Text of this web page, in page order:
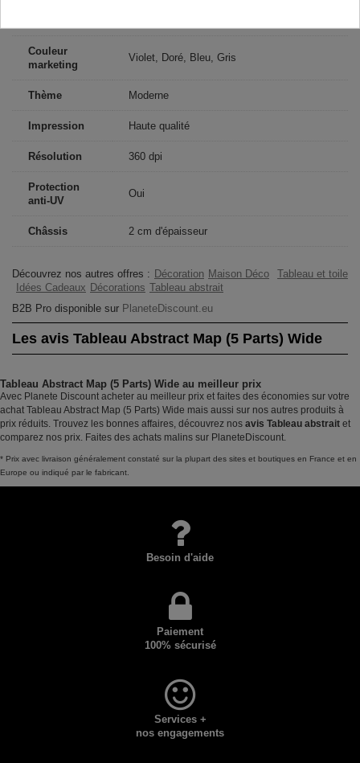
Couleur
marketing
Violet, Doré, Bleu, Gris
Thème Moderne
Impression Haute qualité
Résolution 360 dpi
Protection
anti-UV
Oui
Châssis 2 cm d'épaisseur
Découvrez nos autres offres : Décoration Maison Déco
Tableau et toile
Idées Cadeaux Décorations Tableau abstrait
B2B Pro disponible sur PlaneteDiscount.eu
Les avis Tableau Abstract Map (5 Parts) Wide
Tableau Abstract Map (5 Parts) Wide au meilleur prix
Avec Planete Discount acheter au meilleur prix et faites des économies sur votre
achat Tableau Abstract Map (5 Parts) Wide mais aussi sur nos autres produits à
prix réduits. Trouvez les bonnes affaires, découvrez nos avis Tableau abstrait et
comparez nos prix. Faites des achats malins sur PlaneteDiscount.
* Prix avec livraison généralement constaté sur la plupart des sites et boutiques en France et en
Europe ou indiqué par le fabricant.
Besoin d'aide
Paiement
100% sécurisé
Services +
nos engagements